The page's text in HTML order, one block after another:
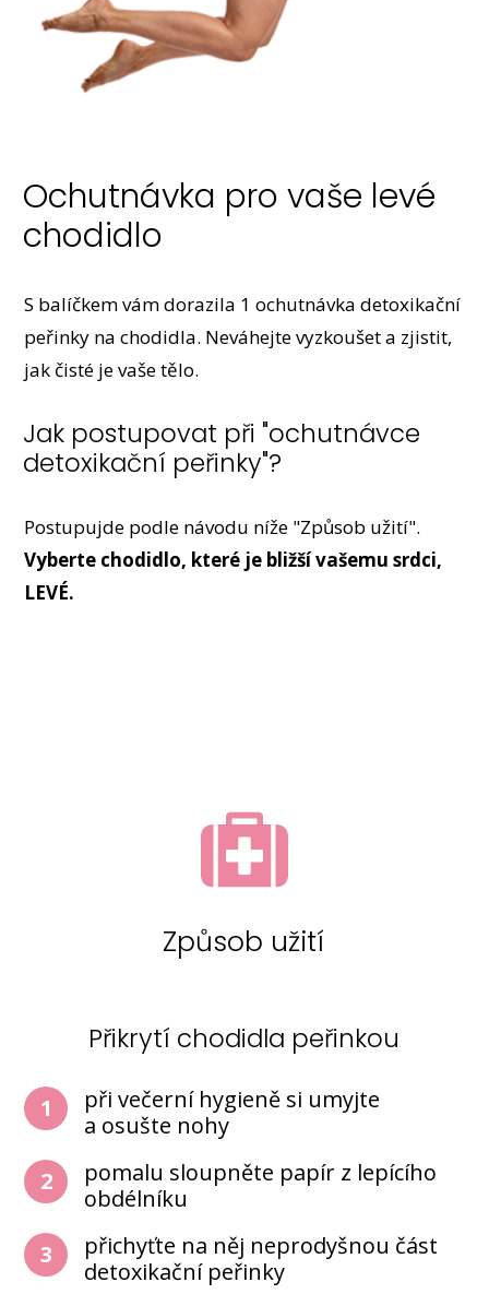
Ochutnávka pro vaše levé
chodidlo
S balíčkem vám dorazila 1 ochutnávka detoxikační
peřinky na chodidla. Neváhejte vyzkoušet a zjistit,
jak čisté je vaše tělo.
Jak postupovat při "ochutnávce
detoxikační peřinky"?
Postupujde podle návodu níže "Způsob užití".
Vyberte chodidlo, které je bližší vašemu srdci,
LEVÉ.
Způsob užití
Přikrytí chodidla peřinkou
1
při večerní hygieně si umyjte
a osušte nohy
2
pomalu sloupněte papír z lepícího
obdélníku
3
přichyťte na něj neprodyšnou část
detoxikační peřinky